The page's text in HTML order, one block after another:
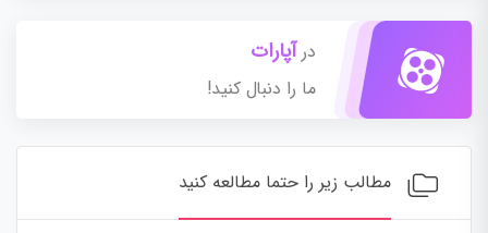
درآپارات
ما را دنبال کنید!
مطالب زیر را حتما مطالعه کنید